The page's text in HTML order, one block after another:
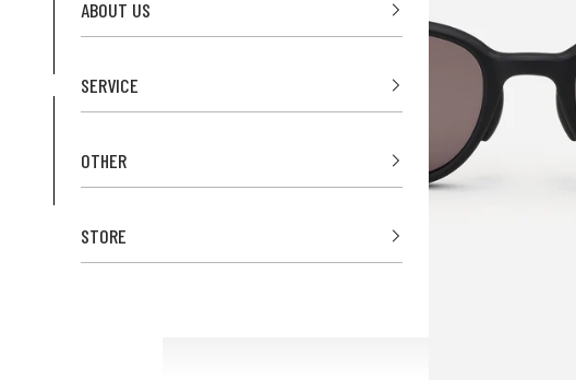
ABOUT US
SERVICE
OTHER
STORE